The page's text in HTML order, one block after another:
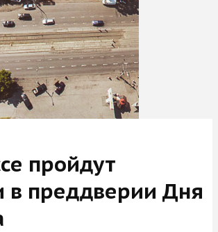
пройдут
в преддверии Дня